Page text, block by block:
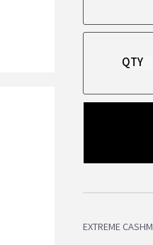
QTY
EXTREME